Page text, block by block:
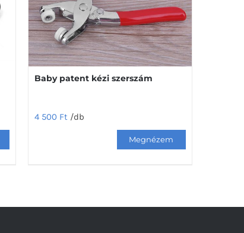
Baby patent kézi szerszám
4 500 Ft /db